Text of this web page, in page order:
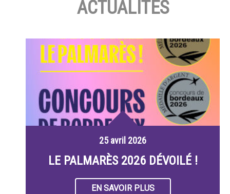
ACTUALITÉS
25 avril 2026
LE PALMARÈS 2026 DÉVOILÉ !
EN SAVOIR PLUS